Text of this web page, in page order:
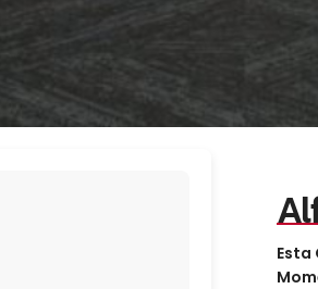
Esta